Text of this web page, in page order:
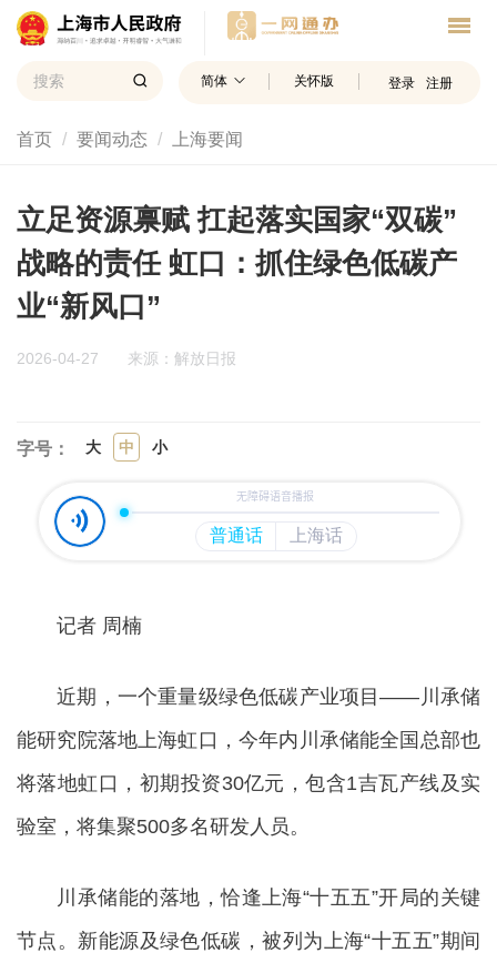
简体 关怀版 登录 注册
首页 要闻动态 上海要闻
立足资源禀赋 扛起落实国家“双碳”
战略的责任 虹口：抓住绿色低碳产
业“新风口”
2026-04-27 来源：解放日报
字号： 大 中 小
记者 周楠
近期，一个重量级绿色低碳产业项目——川承储
能研究院落地上海虹口，今年内川承储能全国总部也
将落地虹口，初期投资30亿元，包含1吉瓦产线及实
验室，将集聚500多名研发人员。
川承储能的落地，恰逢上海“十五五”开局的关键
节点。新能源及绿色低碳，被列为上海“十五五”期间